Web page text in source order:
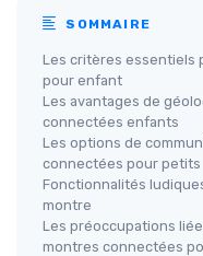
SOMMAIRE
Les critères essentiels
pour enfant
Les avantages de
connectées enfants
Les options de
connectées pour petits
Fonctionnalités
montre
Les préoccupations
montres connectées